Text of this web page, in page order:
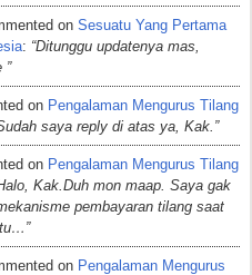
on Sesuatu Yang Pertama
: “Ditunggu updatenya mas,
”
on Pengalaman Mengurus Tilang
saya reply di atas ya, Kak.”
on Pengalaman Mengurus Tilang
Kak.Duh mon maap. Saya gak
pembayaran tilang saat
on Pengalaman Mengurus